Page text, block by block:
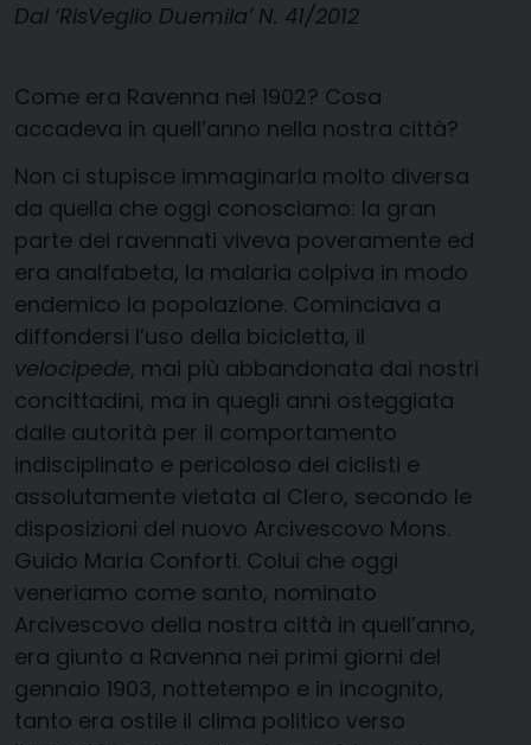
Dal ‘RisVeglio Duemila’ N. 41/2012
Come era Ravenna nel 1902? Cosa
accadeva in quell’anno nella nostra città?
Non ci stupisce immaginarla molto diversa
da quella che oggi conosciamo: la gran
parte dei ravennati viveva poveramente ed
era analfabeta, la malaria colpiva in modo
endemico la popolazione. Cominciava a
diffondersi l’uso della bicicletta, il
velocipede, mai più abbandonata dai nostri
concittadini, ma in quegli anni osteggiata
dalle autorità per il comportamento
indisciplinato e pericoloso dei ciclisti e
assolutamente vietata al Clero, secondo le
disposizioni del nuovo Arcivescovo Mons.
Guido Maria Conforti. Colui che oggi
veneriamo come santo, nominato
Arcivescovo della nostra città in quell’anno,
era giunto a Ravenna nei primi giorni del
gennaio 1903, nottetempo e in incognito,
tanto era ostile il clima politico verso